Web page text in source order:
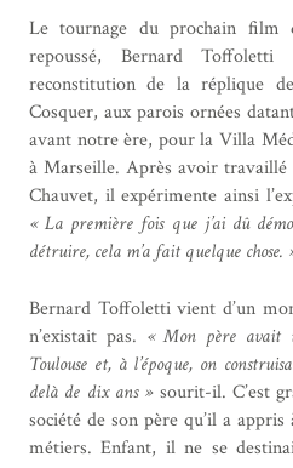
Le tournage du prochain
repoussé, Bernard
reconstitution de la réplique
Cosquer, aux parois ornées
avant notre ère, pour la Villa
à Marseille. Après avoir
Chauvet, il expérimente ainsi
« La première fois que j’ai dû
détruire, cela m’a fait quelque chose.
Bernard Toffoletti vient d’un
n’existait pas. « Mon père avait
Toulouse et, à l’époque, on
delà de dix ans » sourit-il. C’est
société de son père qu’il a
métiers. Enfant, il ne se